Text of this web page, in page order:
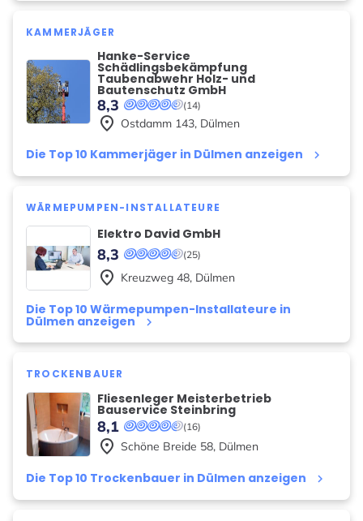
KAMMERJÄGER
Hanke-Service
Schädlingsbekämpfung
Taubenabwehr Holz- und
Bautenschutz GmbH
(14)
8,3
Die Top 10 Kammerjäger in Dülmen anzeigen keyboard_arrow_right
place Ostdamm 143, Dülmen
WÄRMEPUMPEN-INSTALLATEURE
Elektro David GmbH
(25)
8,3
Die Top 10 Wärmepumpen-Installateure in
Dülmen anzeigen keyboard_arrow_right
place Kreuzweg 48, Dülmen
TROCKENBAUER
Fliesenleger Meisterbetrieb
Bauservice Steinbring
(16)
8,1
Die Top 10 Trockenbauer in Dülmen anzeigen keyboard_arrow_right
place Schöne Breide 58, Dülmen